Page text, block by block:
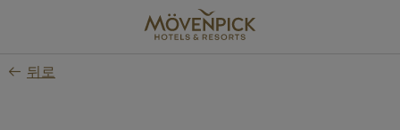
content
뒤로